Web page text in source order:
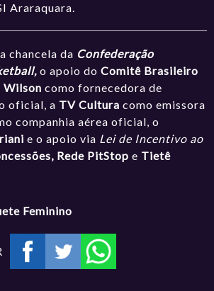
Araraquara.
chancela da Confederação
o apoio doComitê Brasileiro
Wilson como fornecedora de
oficial, a TV Cultura como emissora
companhia aérea oficial, o
e o apoio via Lei de Incentivo ao
Rede PitStop e Tietê
Feminino